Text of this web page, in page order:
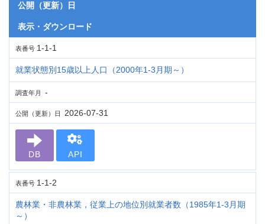
公開（更新）日
表示・ダウンロード
表番号 1-1-1
就業状態別15歳以上人口（2000年1-3月期～）
調査年月 -
公開（更新）日 2026-07-31
DB API
表番号 1-1-2
農林業・非農林業，従業上の地位別就業者数（1985年1-3月期
～）